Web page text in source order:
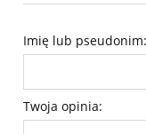
Imię lub pseudonim:
Twoja opinia: